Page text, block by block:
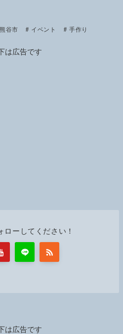
熊谷市 イベント 手作り
は広告です
ローしてください！
は広告です